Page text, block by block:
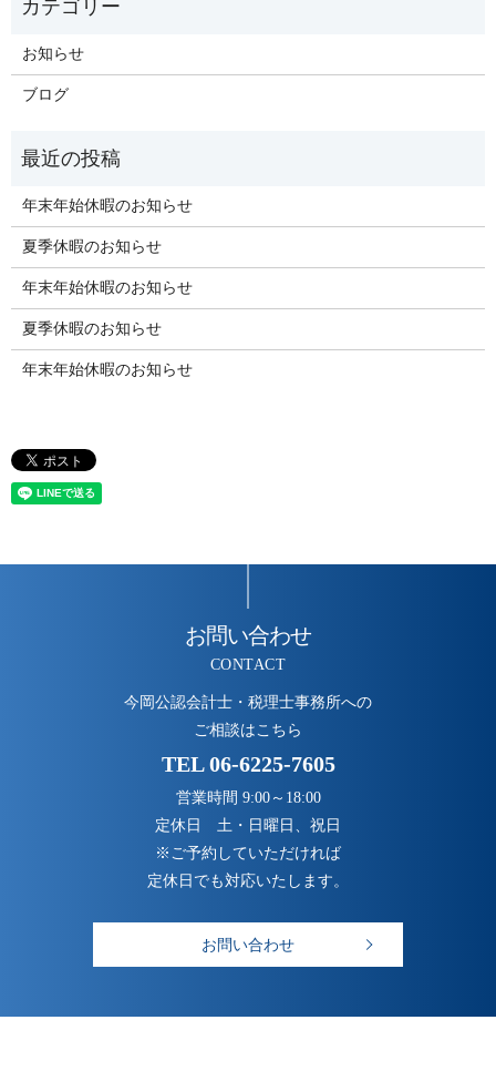
お知らせ
ブログ
年末年始休暇のお知らせ
夏季休暇のお知らせ
年末年始休暇のお知らせ
夏季休暇のお知らせ
年末年始休暇のお知らせ
お問い合わせ
CONTACT
今岡公認会計士・税理士事務所への
ご相談はこちら
TEL06-6225-7605
営業時間 9:00～18:00
定休日 土・日曜日、祝日
※ご予約していただければ
定休日でも対応いたします。
お問い合わせ